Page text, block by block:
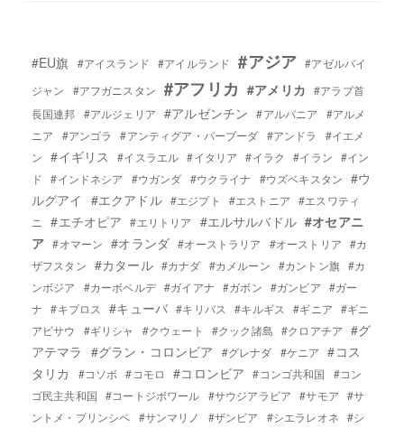
#EU旗 #アイスランド #アイルランド #アジア #アゼルバイ
ジャン
#アフガニスタン #アフリカ #アメリカ #アラブ首
長国連邦 #アルジェリア #アルゼンチン #アルバニア
#アルメ
ニア
#アンゴラ #アンティグア・バーブーダ #アンドラ
#イエメ
ン
#イギリス #イスラエル #イタリア #イラク #イラン #イン
ド
#インドネシア #ウガンダ #ウクライナ #ウズベキスタン
#ウ
ルグアイ #エクアドル #エジプト #エストニア #エスワティ
ニ
#エチオピア #エリトリア #エルサルバドル #オセアニ
ア #オマーン #オランダ #オーストラリア #オーストリア #カ
ザフスタン #カタール #カナダ #カメルーン #カントン旗 #カ
ンボジア
#カーボベルデ #ガイアナ #ガボン #ガンビア #ガー
ナ
#キプロス #キューバ #キリバス #キルギス #ギニア #ギニ
アビサウ
#ギリシャ #クウェート #クック諸島 #クロアチア
#グ
アテマラ #グラン・コロンビア #グレナダ #ケニア
#コス
タリカ
#コソボ #コモロ #コロンビア #コンゴ共和国
#コン
ゴ民主共和国 #コートジボワール #サウジアラビア #サモア #サ
ントメ・プリンシペ #サンマリノ #ザンビア #シエラレオネ #シ